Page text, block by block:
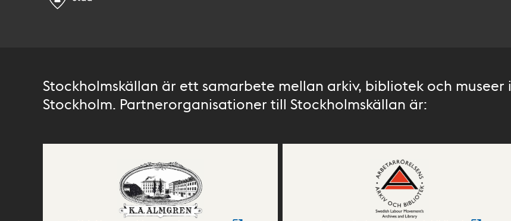
Stockholmskällan är ett samarbete mellan arkiv, bibliotek och museer i
Stockholm. Partnerorganisationer till Stockholmskällan är: